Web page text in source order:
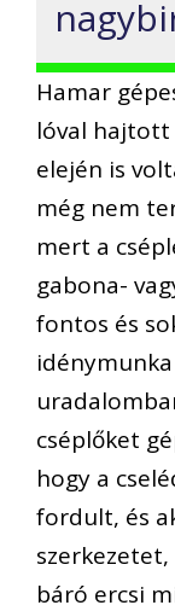
Hamar
lóval hajtott
elején is
még nem
mert a
gabona-
fontos és
cséplőket
hogy a
fordult, és
szerkezetet,
báró ercsi